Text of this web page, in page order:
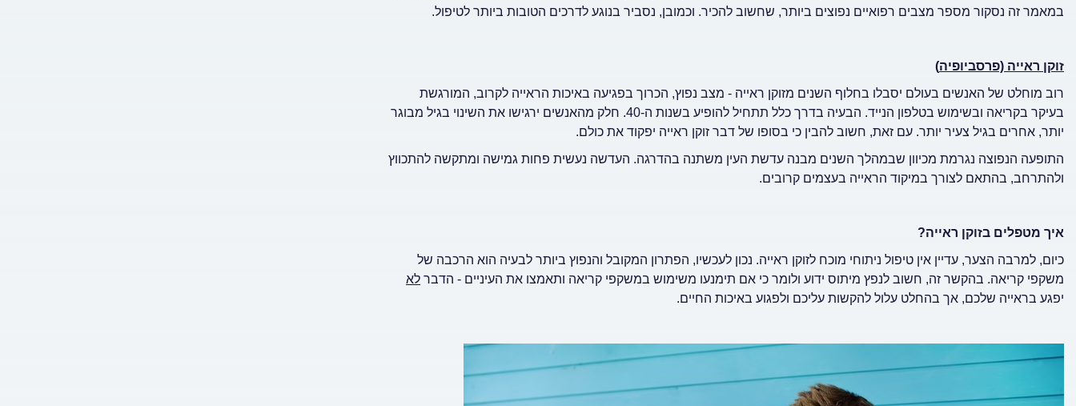
במאמר זה נסקור מספר מצבים רפואיים נפוצים ביותר, שחשוב להכיר. וכמובן, נסביר בנוגע לדרכים הטובות ביותר לטיפול.
זוקן ראייה (פרסביופיה)
רוב מוחלט של האנשים בעולם יסבלו בחלוף השנים מזוקן ראייה - מצב נפוץ, הכרוך בפגיעה באיכות הראייה לקרוב, המורגשת
בעיקר בקריאה ובשימוש בטלפון הנייד. הבעיה בדרך כלל תתחיל להופיע בשנות ה-40. חלק מהאנשים ירגישו את השינוי בגיל מבוגר
יותר, אחרים בגיל צעיר יותר. עם זאת, חשוב להבין כי בסופו של דבר זוקן ראייה יפקוד את כולם.
התופעה הנפוצה נגרמת מכיוון שבמהלך השנים מבנה עדשת העין משתנה בהדרגה. העדשה נעשית פחות גמישה ומתקשה להתכווץ
ולהתרחב, בהתאם לצורך במיקוד הראייה בעצמים קרובים.
איך מטפלים בזוקן ראייה?
כיום, למרבה הצער, עדיין אין טיפול ניתוחי מוכח לזוקן ראייה. נכון לעכשיו, הפתרון המקובל והנפוץ ביותר לבעיה הוא הרכבה של
משקפי קריאה. בהקשר זה, חשוב לנפץ מיתוס ידוע ולומר כי אם תימנעו משימוש במשקפי קריאה ותאמצו את העיניים - הדבר לא
יפגע בראייה שלכם, אך בהחלט עלול להקשות עליכם ולפגוע באיכות החיים.